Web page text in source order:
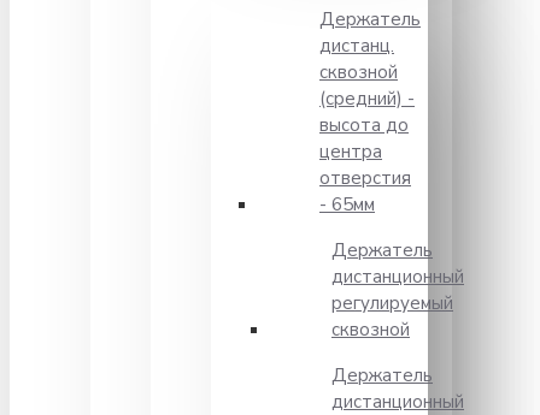
Держатель
дистанц.
сквозной
(средний) -
высота до
центра
отверстия
- 65мм
Держатель
дистанционный
регулируемый
сквозной
Держатель
дистанционный